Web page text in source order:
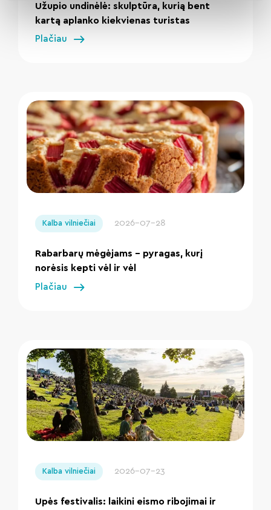
Užupio undinėlė: skulptūra, kurią bent
kartą aplanko kiekvienas turistas
Plačiau
Kalba vilniečiai 2026-07-28
Rabarbarų mėgėjams – pyragas, kurį
norėsis kepti vėl ir vėl
Plačiau
Kalba vilniečiai 2026-07-23
Upės festivalis: laikini eismo ribojimai ir